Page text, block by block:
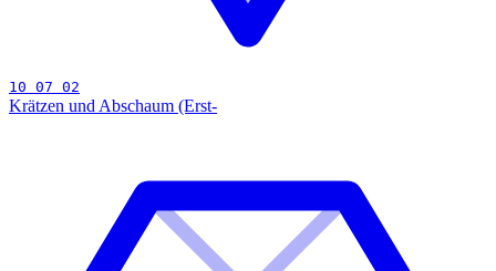
10 07 02
Krätzen und Abschaum (Erst-